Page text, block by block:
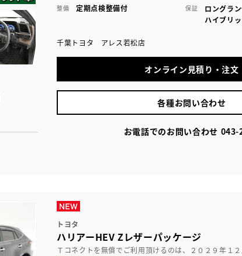
整備 定期点検整備付 保証
ロングラ
ハイブリ
千葉トヨタ アレス若松店
オンライン見積り・注文
各種お問い合わせ
お電話でのお問い合わせ 043-
トヨタ
ハリアーHEV Zレザーパッケージ
Ｔコネクトを無償でご利用頂けるのは、２０２９年１